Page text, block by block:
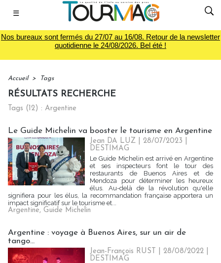
☰
Nos bureaux sont fermés du 27/07 au 16/08. Retour de la newsletter
quotidienne le 24/08/2026. Bel été !
Accueil > Tags
RÉSULTATS RECHERCHE
Tags (12) : Argentine
Le Guide Michelin va booster le tourisme en Argentine
Jean DA LUZ | 28/07/2023
DESTIMAG
Le Guide Michelin est arrivé en Argentine
et ses inspecteurs font le tour des
restaurants de Buenos Aires et de
Mendoza pour déterminer les heureux
élus. Au-delà de la révolution qu'elle
signifiera pour les élus, la recommandation française apportera un
impact significatif sur le tourisme et...
Argentine, Guide Michelin
Argentine : voyage à Buenos Aires, sur un air de
tango...
Jean-François RUST | 28/08/2022
DESTIMAG